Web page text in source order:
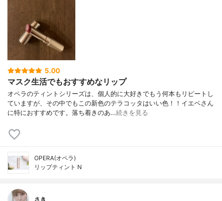
5.00
マスク生活でもおすすめなリップ
オペラのティントシリーズは、個人的に大好きでもう何本もリピートし
ていますが、その中でもこの新色のテラコッタはいい色！！イエベさん
に特におすすめです。落ち着きのあ…続きを見る
OPERA(オペラ)
リップティント N
さき